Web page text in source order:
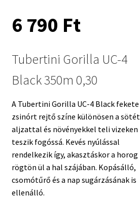
6 790 Ft
Tubertini Gorilla UC-4
Black 350m 0,30
A Tubertini Gorilla UC-4 Black fekete
zsinórt rejtő színe különösen a sötét
aljzattal és növényekkel teli vizeken
teszik fogóssá. Kevés nyúlással
rendelkezik így, akasztáskor a horog
rögtön ül a hal szájában. Kopásálló,
csomótűrő és a nap sugárzásának is
ellenálló.